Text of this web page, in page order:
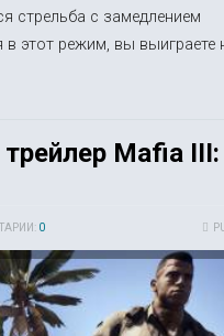
стрельба с замедлением
в этот режим, вы выиграете
Mafia
0